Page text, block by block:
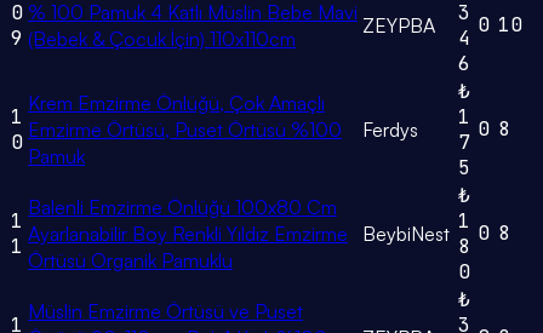
0
9
% 100 Pamuk 4 Katlı Müslin Bebe Mavi
(Bebek & Çocuk İçin) 110x110cm
ZEYPBA
3
4
6
0 10
1
0
Krem Emzirme Önlüğü, Çok Amaçlı
Emzirme Örtüsü, Puset Örtüsü %100
Pamuk
Ferdys
₺
1
7
5
0 8
1
1
Balenli Emzirme Önlüğü 100x80 Cm
Ayarlanabilir Boy Renkli Yıldız Emzirme
Örtüsü Organik Pamuklu
BeybiNest
₺
1
8
0
0 8
1
Müslin Emzirme Örtüsü ve Puset
₺
3